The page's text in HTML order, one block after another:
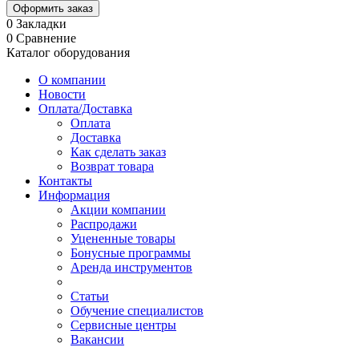
Оформить заказ
0 Закладки
0 Сравнение
Каталог оборудования
О компании
Новости
Оплата/Доставка
Оплата
Доставка
Как сделать заказ
Возврат товара
Контакты
Информация
Акции компании
Распродажи
Уцененные товары
Бонусные программы
Аренда инструментов
Статьи
Обучение специалистов
Сервисные центры
Вакансии